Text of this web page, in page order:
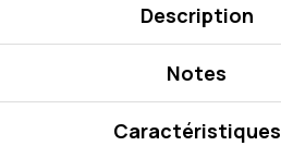
Description
Notes
Caractéristiques